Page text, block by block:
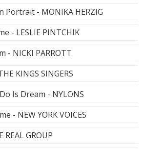
Portrait - MONIKA HERZIG
- LESLIE PINTCHIK
- NICKI PARROTT
KINGS SINGERS
Is Dream - NYLONS
- NEW YORK VOICES
REAL GROUP